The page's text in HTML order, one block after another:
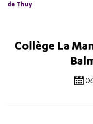
de Thuy
Collège La